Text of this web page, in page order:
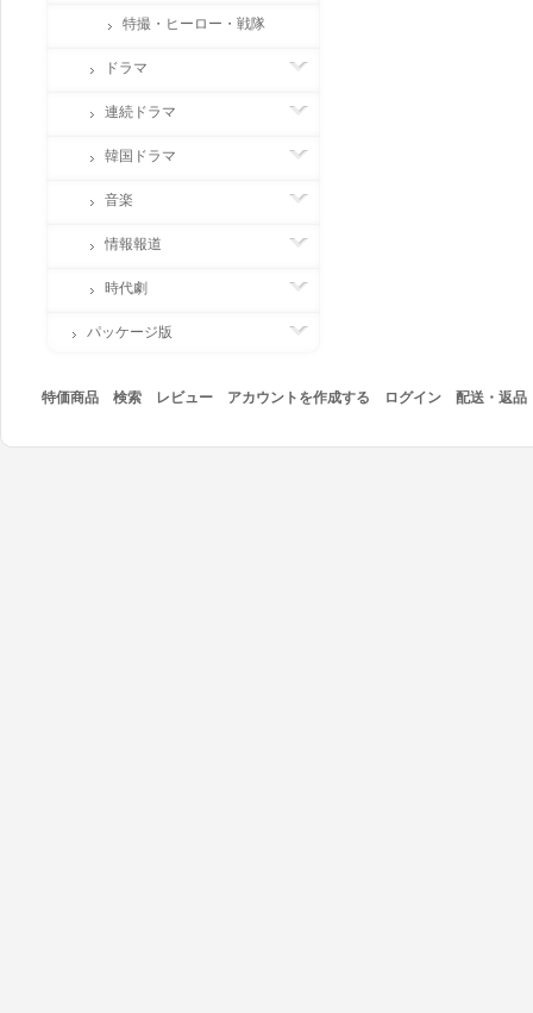
特撮・ヒーロー・戦隊
ドラマ
連続ドラマ
韓国ドラマ
音楽
情報報道
時代劇
パッケージ版
特価商品 検索 レビュー アカウントを作成する ログイン 配送・返品